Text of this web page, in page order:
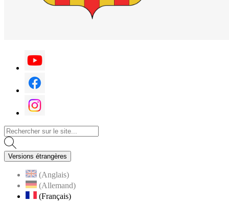
Versions étrangères
(Anglais)
(Allemand)
(Français)